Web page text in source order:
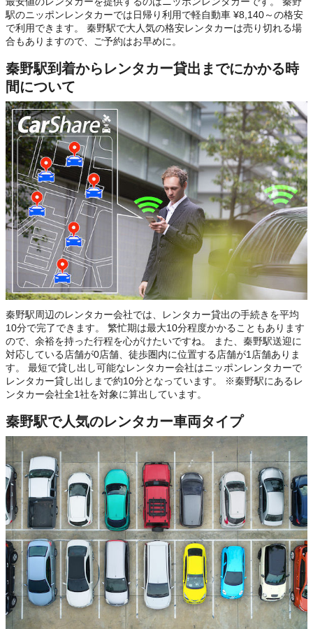
駅のニッポンレンタカーでは日帰り利用で軽自動車 ¥8,140～の格安
で利用できます。 秦野駅で大人気の格安レンタカーは売り切れる場
合もありますので、ご予約はお早めに。
秦野駅到着からレンタカー貸出までにかかる時
間について
秦野駅周辺のレンタカー会社では、レンタカー貸出の手続きを平均
10分で完了できます。 繁忙期は最大10分程度かかることもあります
ので、余裕を持った行程を心がけたいですね。 また、秦野駅送迎に
対応している店舗が0店舗、徒歩圏内に位置する店舗が1店舗ありま
す。 最短で貸し出し可能なレンタカー会社はニッポンレンタカーで
レンタカー貸し出しまで約10分となっています。 ※秦野駅にあるレ
ンタカー会社全1社を対象に算出しています。
秦野駅で人気のレンタカー車両タイプ